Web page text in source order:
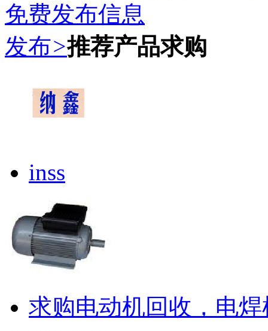
免费发布信息
发布>推荐产品求购
inss
求购电动机回收，电